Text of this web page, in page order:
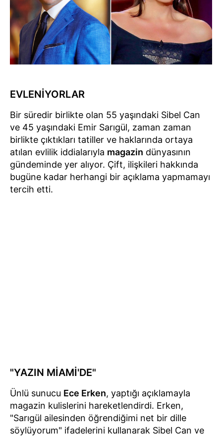
EVLENİYORLAR
Bir süredir birlikte olan 55 yaşındaki Sibel Can
ve 45 yaşındaki Emir Sarıgül, zaman zaman
birlikte çıktıkları tatiller ve haklarında ortaya
atılan evlilik iddialarıyla magazin dünyasının
gündeminde yer alıyor. Çift, ilişkileri hakkında
bugüne kadar herhangi bir açıklama yapmamayı
tercih etti.
"YAZIN MİAMİ'DE"
Ünlü sunucu Ece Erken, yaptığı açıklamayla
magazin kulislerini hareketlendirdi. Erken,
"Sarıgül ailesinden öğrendiğimi net bir dille
söylüyorum" ifadelerini kullanarak Sibel Can ve